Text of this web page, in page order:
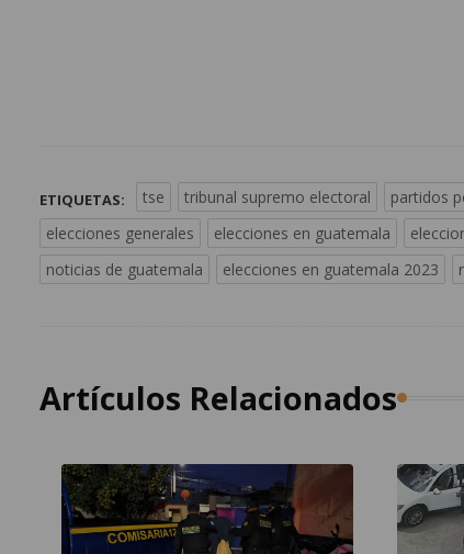
ETIQUETAS: tse tribunal supremo electoral
partidos
elecciones generales
elecciones en guatemala
noticias de guatemala
elecciones en guatemala 2023
Artículos Relacionados